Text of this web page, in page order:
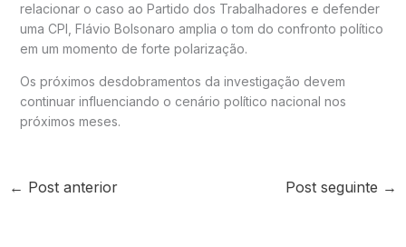
relacionar o caso ao Partido dos Trabalhadores e defender
uma CPI, Flávio Bolsonaro amplia o tom do confronto político
em um momento de forte polarização.
Os próximos desdobramentos da investigação devem
continuar influenciando o cenário político nacional nos
próximos meses.
← Post anterior Post seguinte →